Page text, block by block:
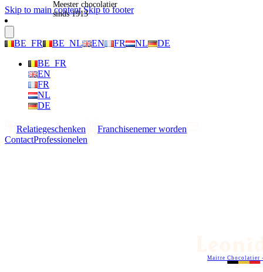
Skip to main content Skip to footer
BE_FR BE_NL EN FR NL
DE
BE_FR
EN
FR
NL
DE
Relatiegeschenken
Franchisenemer worden
ContactProfessionelen
Maitre Chocolatier
Meester chocolatier
sinds 1913